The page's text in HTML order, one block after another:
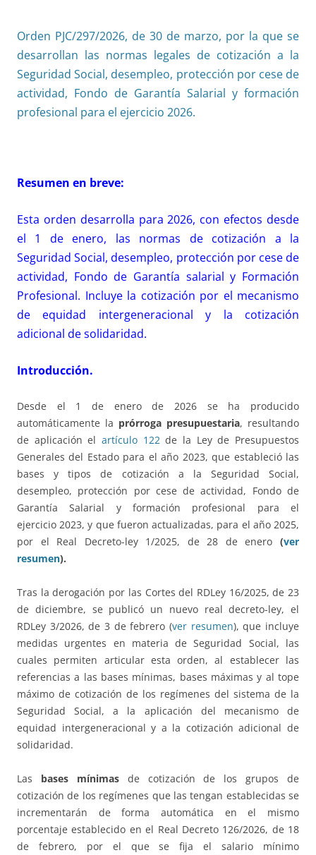
Orden PJC/297/2026, de 30 de marzo, por la que se
desarrollan las normas legales de cotización a la
Seguridad Social, desempleo, protección por cese de
actividad, Fondo de Garantía Salarial y formación
profesional para el ejercicio 2026.
Resumen en breve:
Esta orden desarrolla para 2026, con efectos desde
el 1 de enero, las normas de cotización a la
Seguridad Social, desempleo, protección por cese de
actividad, Fondo de Garantía salarial y Formación
Profesional. Incluye la cotización por el mecanismo
de equidad intergeneracional y la cotización
adicional de solidaridad.
Introducción.
Desde el 1 de enero de 2026 se ha producido
automáticamente la prórroga presupuestaria, resultando
de aplicación el artículo 122 de la Ley de Presupuestos
Generales del Estado para el año 2023, que estableció las
bases y tipos de cotización a la Seguridad Social,
desempleo, protección por cese de actividad, Fondo de
Garantía Salarial y formación profesional para el
ejercicio 2023, y que fueron actualizadas, para el año 2025,
por el Real Decreto-ley 1/2025, de 28 de enero (ver
resumen).
Tras la derogación por las Cortes del RDLey 16/2025, de 23
de diciembre, se publicó un nuevo real decreto-ley, el
RDLey 3/2026, de 3 de febrero (ver resumen), que incluye
medidas urgentes en materia de Seguridad Social, las
cuales permiten articular esta orden, al establecer las
referencias a las bases mínimas, bases máximas y al tope
máximo de cotización de los regímenes del sistema de la
Seguridad Social, a la aplicación del mecanismo de
equidad intergeneracional y a la cotización adicional de
solidaridad.
Las bases mínimasde cotización de los grupos de
cotización de los regímenes que las tengan establecidas se
incrementarán de forma automática en el mismo
porcentaje establecido en el Real Decreto 126/2026, de 18
de febrero, por el que se fija el salario mínimo